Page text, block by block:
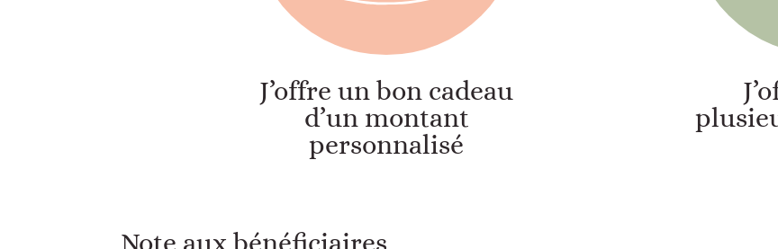
J’offre un bon cadeau
d’un montant
personnalisé